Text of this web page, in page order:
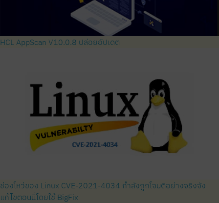
HCL AppScan V10.0.8 ปล่อยอัปเดต
ช่องโหว่ของ Linux CVE-2021-4034 กำลังถูกโจมตีอย่างจริงจัง
แก้ไขตอนนี้โดยใช้ BigFix